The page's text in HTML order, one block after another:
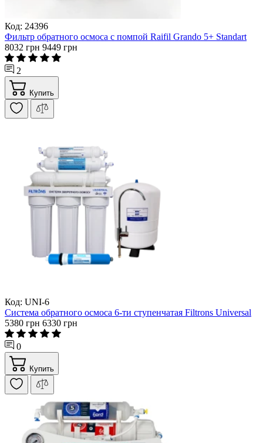
Код: 24396
Фильтр обратного осмоса с помпой Raifil Grando 5+ Standart
8032 грн 9449 грн
2
Купить
Код: UNI-6
Система обратного осмоса 6-ти ступенчатая Filtrons Universal
5380 грн 6330 грн
0
Купить